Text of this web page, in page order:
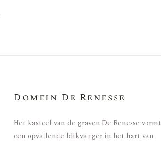
Domein De Renesse
Het kasteel van de graven De Renesse vormt
een opvallende blikvanger in het hart van